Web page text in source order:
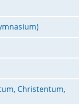
Christentum,